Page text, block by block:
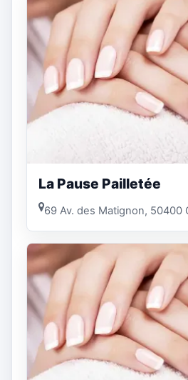
La Pause Pailletée
69 Av. des Matignon, 50400